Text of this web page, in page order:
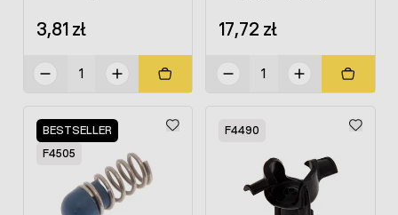
3,81 zł 17,72 zł
BESTSELLER
F4505
F4490